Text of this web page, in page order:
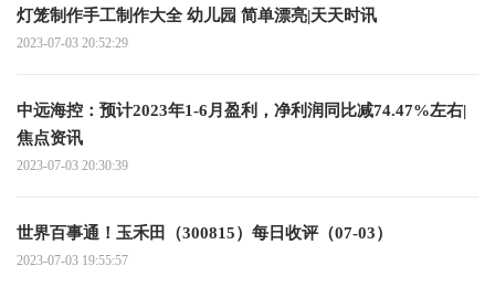
灯笼制作手工制作大全 幼儿园 简单漂亮|天天时讯
2023-07-03 20:52:29
中远海控：预计2023年1-6月盈利，净利润同比减74.47%左右|
焦点资讯
2023-07-03 20:30:39
世界百事通！玉禾田（300815）每日收评（07-03）
2023-07-03 19:55:57